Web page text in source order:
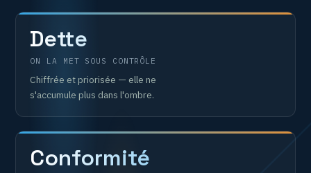
Dette
ON LA MET SOUS CONTRÔLE
Chiffrée et priorisée — elle ne
s'accumule plus dans l'ombre.
Conformité